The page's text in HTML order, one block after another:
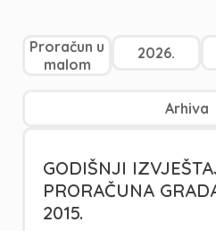
Proračun u
malom
2026.
Arhiva
GODIŠNJI
PRORAČUNA
2015.